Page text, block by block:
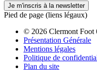
Je m'inscris à la newsletter
Pied de page (liens légaux)
© 2026 Clermont Foot
Présentation Générale
Mentions légales
Politique de
Plan du site